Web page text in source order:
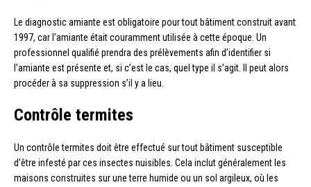
Le diagnostic amiante est obligatoire pour tout bâtiment construit avant
1997, car l’amiante était couramment utilisée à cette époque. Un
professionnel qualifié prendra des prélèvements afin d’identifier si
l’amiante est présente et, si c’est le cas, quel type il s’agit. Il peut alors
procéder à sa suppression s’il y a lieu.
Contrôle termites
Un contrôle termites doit être effectué sur tout bâtiment susceptible
d’être infesté par ces insectes nuisibles. Cela inclut généralement les
maisons construites sur une terre humide ou un sol argileux, où les